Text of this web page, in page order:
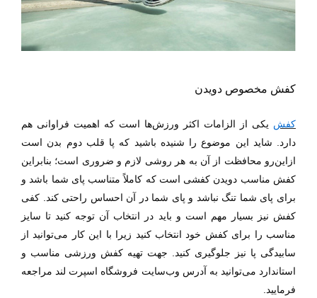
کفش مخصوص دویدن
کفش یکی از الزامات اکثر ورزش‌ها است که اهمیت فراوانی هم
دارد. شاید این موضوع را شنیده باشید که پا قلب دوم بدن است
ازاین‌رو محافظت از آن به هر روشی لازم و ضروری است؛ بنابراین
کفش مناسب دویدن کفشی است که کاملاً متناسب پای شما باشد و
برای پای شما تنگ نباشد و پای شما در آن احساس راحتی کند. کفی
کفش نیز بسیار مهم است و باید در انتخاب آن توجه کنید تا سایز
مناسب را برای کفش خود انتخاب کنید زیرا با این کار می‌توانید از
سابیدگی پا نیز جلوگیری کنید. جهت تهیه کفش ورزشی مناسب و
استاندارد می‌توانید به آدرس وب‌سایت فروشگاه اسپرت لند مراجعه
فرمایید.